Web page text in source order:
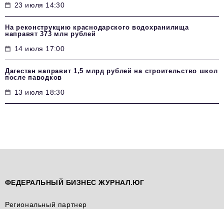
23 июля 14:30
На реконструкцию краснодарского водохранилища
направят 373 млн рублей
14 июля 17:00
Дагестан направит 1,5 млрд рублей на строительство школ
после паводков
13 июля 18:30
ФЕДЕРАЛЬНЫЙ БИЗНЕС ЖУРНАЛ.ЮГ
Региональный партнер